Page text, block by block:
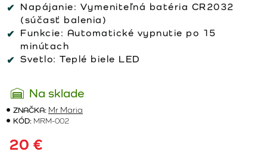
Napájanie: Vymeniteľná batéria CR2032
(súčasť balenia)
Funkcie: Automatické vypnutie po 15
minútach
Svetlo: Teplé biele LED
Na sklade
ZNAČKA: Mr Maria
KÓD: MRM-002
20 €